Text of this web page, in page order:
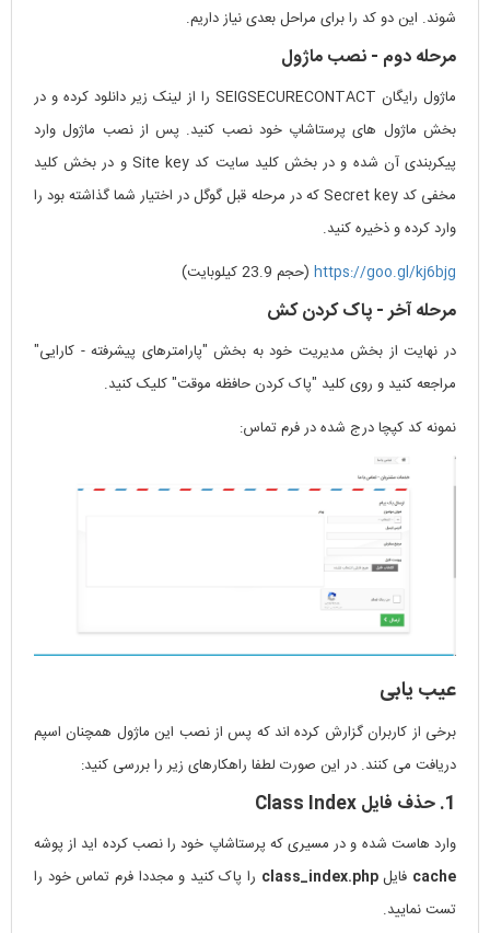
شوند. این دو کد را برای مراحل بعدی نیاز داریم.
مرحله دوم - نصب ماژول
ماژول رایگان SEIGSECURECONTACT را از لینک زیر دانلود کرده و در
بخش ماژول های پرستاشاپ خود نصب کنید. پس از نصب ماژول وارد
پیکربندی آن شده و در بخش کلید سایت کد Site key و در بخش کلید
مخفی کد Secret key که در مرحله قبل گوگل در اختیار شما گذاشته بود را
وارد کرده و ذخیره کنید.
https://goo.gl/kj6bjg (حجم 23.9 کیلوبایت)
مرحله آخر - پاک کردن کش
در نهایت از بخش مدیریت خود به بخش "پارامترهای پیشرفته - کارایی"
مراجعه کنید و روی کلید "پاک کردن حافظه موقت" کلیک کنید.
نمونه کد کپچا درج شده در فرم تماس:
عیب یابی
برخی از کاربران گزارش کرده اند که پس از نصب این ماژول همچنان اسپم
دریافت می کنند. در این صورت لطفا راهکارهای زیر را بررسی کنید:
1. حذف فایل Class Index
وارد هاست شده و در مسیری که پرستاشاپ خود را نصب کرده اید از پوشه
cache فایلclass_index.php را پاک کنید و مجددا فرم تماس خود را
تست نمایید.